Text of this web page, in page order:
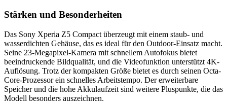
Stärken und Besonderheiten
Das Sony Xperia Z5 Compact überzeugt mit einem staub- und
wasserdichten Gehäuse, das es ideal für den Outdoor-Einsatz macht.
Seine 23-Megapixel-Kamera mit schnellem Autofokus bietet
beeindruckende Bildqualität, und die Videofunktion unterstützt 4K-
Auflösung. Trotz der kompakten Größe bietet es durch seinen Octa-
Core-Prozessor ein schnelles Arbeitstempo. Der erweiterbare
Speicher und die hohe Akkulaufzeit sind weitere Pluspunkte, die das
Modell besonders auszeichnen.